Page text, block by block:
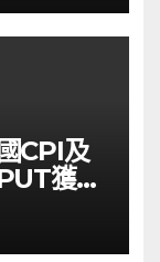
CPI及
獲資